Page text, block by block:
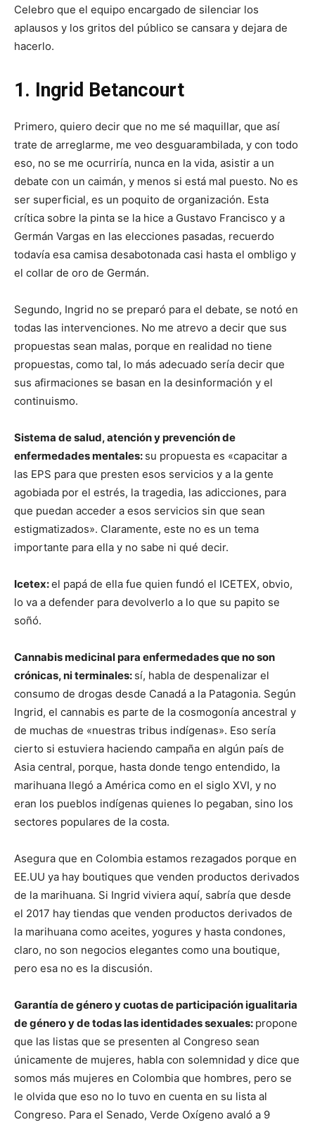
Celebro que el equipo encargado de silenciar los
aplausos y los gritos del público se cansara y dejara de
hacerlo.
1. Ingrid Betancourt
Primero, quiero decir que no me sé maquillar, que así
trate de arreglarme, me veo desguarambilada, y con todo
eso, no se me ocurriría, nunca en la vida, asistir a un
debate con un caimán, y menos si está mal puesto. No es
ser superficial, es un poquito de organización. Esta
crítica sobre la pinta se la hice a Gustavo Francisco y a
Germán Vargas en las elecciones pasadas, recuerdo
todavía esa camisa desabotonada casi hasta el ombligo y
el collar de oro de Germán.
Segundo, Ingrid no se preparó para el debate, se notó en
todas las intervenciones. No me atrevo a decir que sus
propuestas sean malas, porque en realidad no tiene
propuestas, como tal, lo más adecuado sería decir que
sus afirmaciones se basan en la desinformación y el
continuismo.
Sistema de salud, atención y prevención de
enfermedades mentales: su propuesta es «capacitar a
las EPS para que presten esos servicios y a la gente
agobiada por el estrés, la tragedia, las adicciones, para
que puedan acceder a esos servicios sin que sean
estigmatizados». Claramente, este no es un tema
importante para ella y no sabe ni qué decir.
Icetex:el papá de ella fue quien fundó el ICETEX, obvio,
lo va a defender para devolverlo a lo que su papito se
soñó.
Cannabis medicinal para enfermedades que no son
crónicas, ni terminales: sí, habla de despenalizar el
consumo de drogas desde Canadá a la Patagonia. Según
Ingrid, el cannabis es parte de la cosmogonía ancestral y
de muchas de «nuestras tribus indígenas». Eso sería
cierto si estuviera haciendo campaña en algún país de
Asia central, porque, hasta donde tengo entendido, la
marihuana llegó a América como en el siglo XVI, y no
eran los pueblos indígenas quienes lo pegaban, sino los
sectores populares de la costa.
Asegura que en Colombia estamos rezagados porque en
EE.UU ya hay boutiques que venden productos derivados
de la marihuana. Si Ingrid viviera aquí, sabría que desde
el 2017 hay tiendas que venden productos derivados de
la marihuana como aceites, yogures y hasta condones,
claro, no son negocios elegantes como una boutique,
pero esa no es la discusión.
Garantía de género y cuotas de participación igualitaria
de género y de todas las identidades sexuales: propone
que las listas que se presenten al Congreso sean
únicamente de mujeres, habla con solemnidad y dice que
somos más mujeres en Colombia que hombres, pero se
le olvida que eso no lo tuvo en cuenta en su lista al
Congreso. Para el Senado, Verde Oxígeno avaló a 9